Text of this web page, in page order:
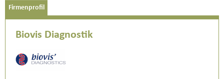
Firmenprofil
Biovis Diagnostik